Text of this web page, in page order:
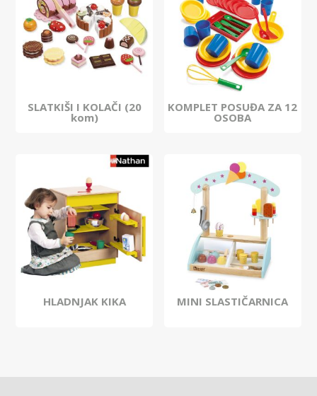
SLATKIŠI I KOLAČI (20
kom)
KOMPLET POSUĐA ZA 12
OSOBA
HLADNJAK KIKA MINI SLASTIČARNICA